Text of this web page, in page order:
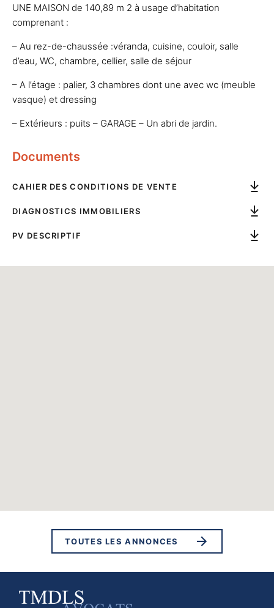
UNE MAISON de 140,89 m 2 à usage d’habitation
comprenant :
– Au rez-de-chaussée :véranda, cuisine, couloir, salle
d’eau, WC, chambre, cellier, salle de séjour
– A l’étage : palier, 3 chambres dont une avec wc (meuble
vasque) et dressing
– Extérieurs : puits – GARAGE – Un abri de jardin.
Documents
CAHIER DES CONDITIONS DE VENTE
DIAGNOSTICS IMMOBILIERS
PV DESCRIPTIF
TOUTES LES ANNONCES